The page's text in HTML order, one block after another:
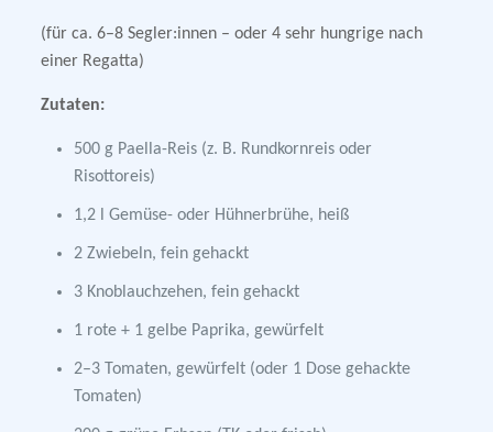
(für ca. 6–8 Segler:innen – oder 4 sehr hungrige nach
einer Regatta)
Zutaten:
500 g Paella-Reis (z. B. Rundkornreis oder
Risottoreis)
1,2 l Gemüse- oder Hühnerbrühe, heiß
2 Zwiebeln, fein gehackt
3 Knoblauchzehen, fein gehackt
1 rote + 1 gelbe Paprika, gewürfelt
2–3 Tomaten, gewürfelt (oder 1 Dose gehackte
Tomaten)